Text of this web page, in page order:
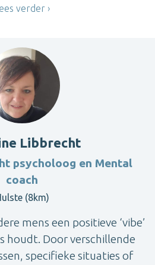
verder
Libbrecht
psycholoog en Mental
coach
(8km)
mens een positieve ‘vibe’
houdt. Door verschillende
specifieke situaties of